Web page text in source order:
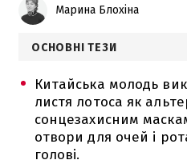
Марина Блохіна
ОСНОВНІ ТЕЗИ
Китайська молодь
листя лотоса як
сонцезахисним
отвори для очей і
голові.